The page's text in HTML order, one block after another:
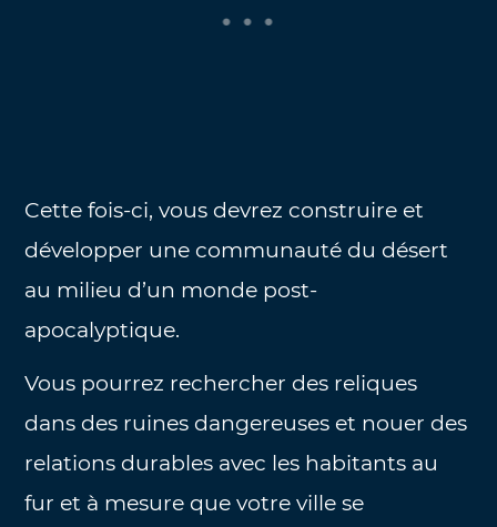
Cette fois-ci, vous devrez construire et
développer une communauté du désert
au milieu d’un monde post-
apocalyptique.
Vous pourrez rechercher des reliques
dans des ruines dangereuses et nouer des
relations durables avec les habitants au
fur et à mesure que votre ville se